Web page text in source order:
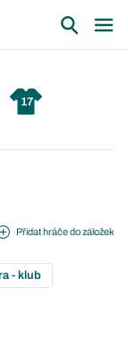
17
Přidat hráče do záložek
- klub